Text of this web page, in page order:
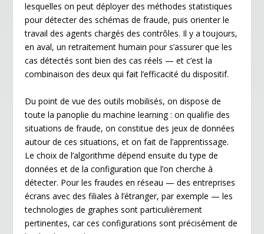
lesquelles on peut déployer des méthodes statistiques
pour détecter des schémas de fraude, puis orienter le
travail des agents chargés des contrôles. Il y a toujours,
en aval, un retraitement humain pour s’assurer que les
cas détectés sont bien des cas réels — et c’est la
combinaison des deux qui fait l’efficacité du dispositif.
Du point de vue des outils mobilisés, on dispose de
toute la panoplie du machine learning : on qualifie des
situations de fraude, on constitue des jeux de données
autour de ces situations, et on fait de l’apprentissage.
Le choix de l’algorithme dépend ensuite du type de
données et de la configuration que l’on cherche à
détecter. Pour les fraudes en réseau — des entreprises
écrans avec des filiales à l’étranger, par exemple — les
technologies de graphes sont particulièrement
pertinentes, car ces configurations sont précisément de